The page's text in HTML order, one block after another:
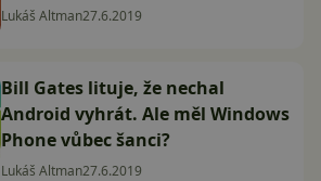
Lukáš Altman27.6.2019
Bill Gates lituje, že nechal
Android vyhrát. Ale měl Windows
Phone vůbec šanci?
Lukáš Altman27.6.2019